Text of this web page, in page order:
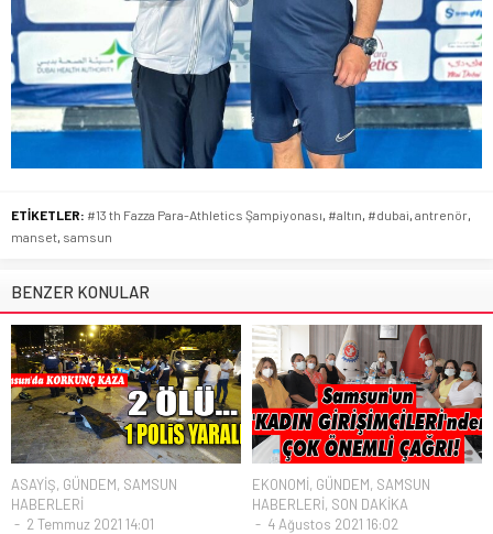
ETİKETLER: #13 th Fazza Para-Athletics Şampiyonası, #altın, #dubai, antrenör,
manset, samsun
BENZER KONULAR
ASAYİŞ, GÜNDEM, SAMSUN
HABERLERİ
2 Temmuz 2021 14:01
EKONOMİ, GÜNDEM, SAMSUN
HABERLERİ, SON DAKİKA
4 Ağustos 2021 16:02